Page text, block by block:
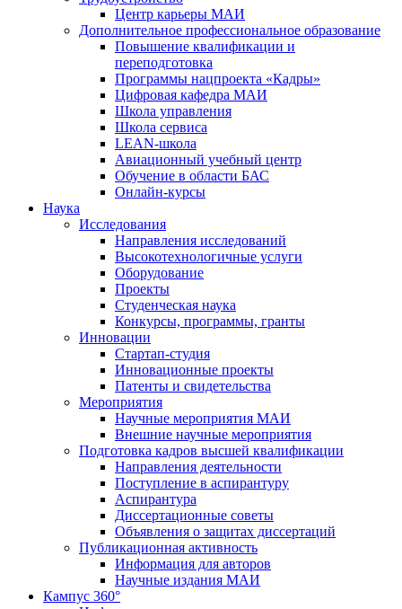
Центр карьеры МАИ
Дополнительное профессиональное образование
Повышение квалификации и
переподготовка
Программы нацпроекта «Кадры»
Цифровая кафедра МАИ
Школа управления
Школа сервиса
LEAN-школа
Авиационный учебный центр
Обучение в области БАС
Онлайн-курсы
Наука
Исследования
Направления исследований
Высокотехнологичные услуги
Оборудование
Проекты
Студенческая наука
Конкурсы, программы, гранты
Инновации
Стартап-студия
Инновационные проекты
Патенты и свидетельства
Мероприятия
Научные мероприятия МАИ
Внешние научные мероприятия
Подготовка кадров высшей квалификации
Направления деятельности
Поступление в аспирантуру
Аспирантура
Диссертационные советы
Объявления о защитах диссертаций
Публикационная активность
Информация для авторов
Научные издания МАИ
Кампус 360°